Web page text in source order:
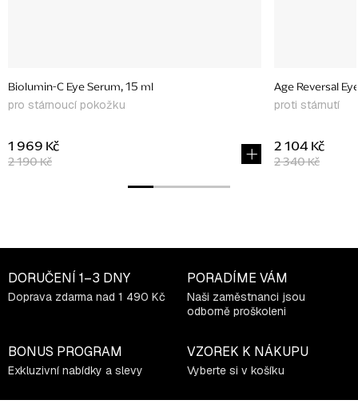
Biolumin-C Eye Serum, 15 ml
pro stárnoucí pokožku
2 190 Kč
1 969 Kč
Age Reversal
proti stárnutí
2 340 Kč
2 104 Kč
DORUČENÍ 1–3 DNY
Doprava zdarma nad 1 490 Kč
PORADÍME VÁM
Naši zaměstnanci jsou
odborně proškoleni
BONUS PROGRAM
Exkluzivní nabídky a slevy
VZOREK K NÁKUPU
Vyberte si v košíku